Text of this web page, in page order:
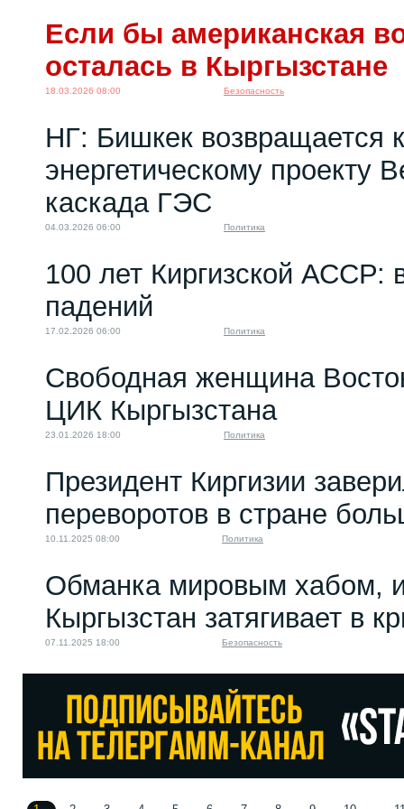
Если бы американская
осталась в Кыргызстане
18.03.2026 08:00 Безопасность
НГ: Бишкек возвращается
энергетическому проекту
каскада ГЭС
04.03.2026 06:00 Политика
100 лет Киргизской АССР:
падений
17.02.2026 06:00 Политика
Свободная женщина
ЦИК Кыргызстана
23.01.2026 18:00 Политика
Президент Киргизии
переворотов в стране
10.11.2025 08:00 Политика
Обманка мировым хабом,
Кыргызстан затягивает в
07.11.2025 18:00 Безопасность